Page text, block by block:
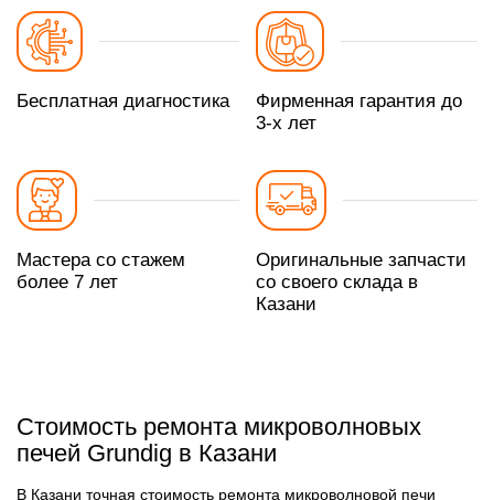
Бесплатная диагностика
Фирменная гарантия до
3-х лет
Мастера со стажем
более 7 лет
Оригинальные запчасти
со своего склада в
Казани
Стоимость ремонта микроволновых
печей Grundig в Казани
В Казани точная стоимость ремонта микроволновой печи